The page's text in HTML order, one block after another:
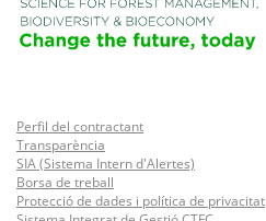
Perfil del contractant
Transparència
SIA (Sistema Intern d'Alertes)
Borsa de treball
Protecció de dades i política de privacitat